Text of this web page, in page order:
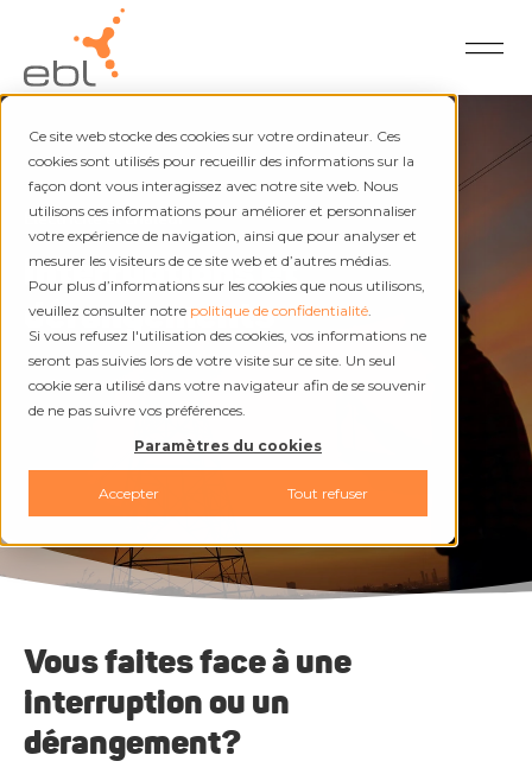
Ce site web stocke des cookies sur votre ordinateur. Ces
cookies sont utilisés pour recueillir des informations sur la
façon dont vous interagissez avec notre site web. Nous
utilisons ces informations pour améliorer et personnaliser
votre expérience de navigation, ainsi que pour analyser et
mesurer les visiteurs de ce site web et d’autres médias.
Pour plus d’informations sur les cookies que nous utilisons,
veuillez consulter notre politique de confidentialité.
Si vous refusez l'utilisation des cookies, vos informations ne
seront pas suivies lors de votre visite sur ce site. Un seul
cookie sera utilisé dans votre navigateur afin de se souvenir
de ne pas suivre vos préférences.
Paramètres du cookies
Accepter Tout refuser
Électricité et chaleur
Interruptions et
dérangements
Vous faites face à une
interruption ou un
dérangement?